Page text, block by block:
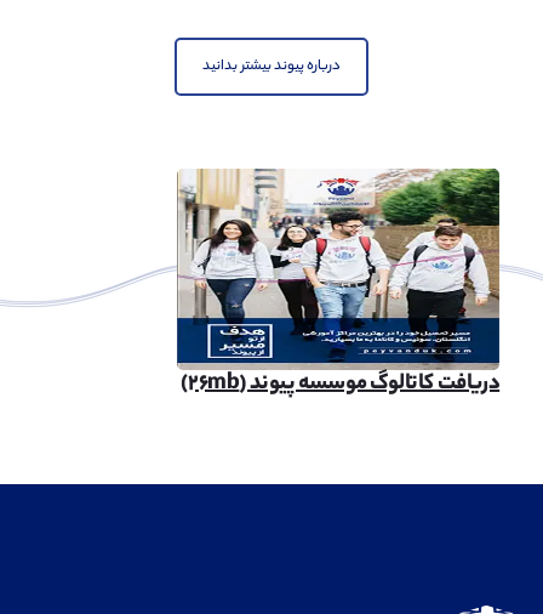
درباره پیوند بیشتر بدانید
دریافت کاتالوگ موسسه پیوند (۲۶mb)